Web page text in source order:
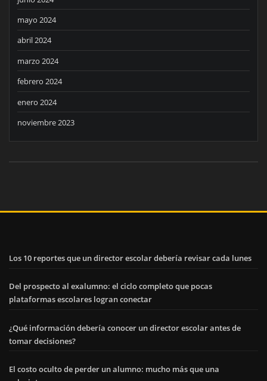
mayo 2024
abril 2024
marzo 2024
febrero 2024
enero 2024
noviembre 2023
Los 10 reportes que un director escolar debería revisar cada lunes
Del prospecto al exalumno: el ciclo completo que pocas
plataformas escolares logran conectar
¿Qué información debería conocer un director escolar antes de
tomar decisiones?
El costo oculto de perder un alumno: mucho más que una